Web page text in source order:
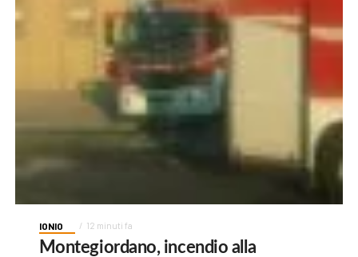
IONIO 12 minuti fa
Montegiordano, incendio alla